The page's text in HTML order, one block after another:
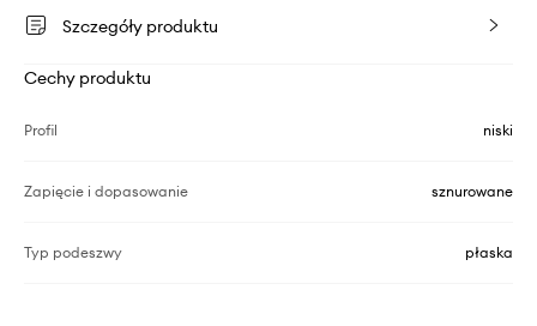
Szczegóły produktu
Cechy produktu
Profil niski
Zapięcie i dopasowanie sznurowane
Typ podeszwy płaska